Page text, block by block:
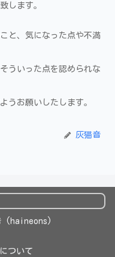
します。
と、気になった点や不満
ういった点を認められな
うお願いしたします。
灰猫音
(haineons)
ついて